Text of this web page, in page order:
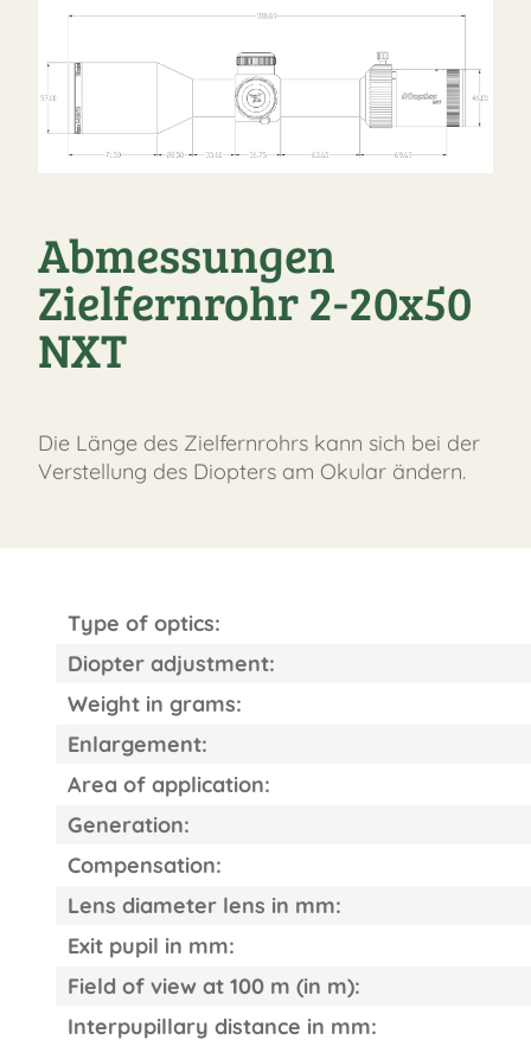
Abmessungen
Zielfernrohr 2-20x50
NXT
Die Länge des Zielfernrohrs kann sich bei der
Verstellung des Diopters am Okular ändern.
Type of optics:
Diopter adjustment:
Weight in grams:
Enlargement:
Area of ​​application:
Generation:
Compensation:
Lens diameter lens in mm:
Exit pupil in mm:
Field of view at 100 m (in m):
Interpupillary distance in mm: